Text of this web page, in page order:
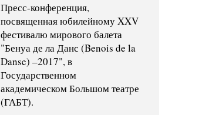
Пресс-конференция,
посвященная юбилейному XXV
фестивалю мирового балета
"Бенуа де ла Данс (Benois de la
Danse) –2017", в
Государственном
академическом Большом театре
(ГАБТ).